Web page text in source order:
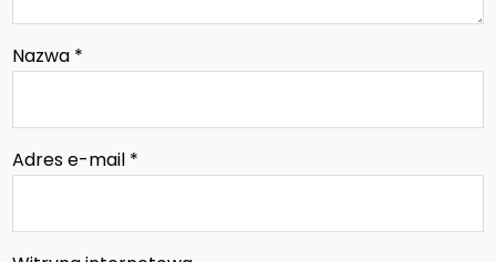
Nazwa *
Adres e-mail *